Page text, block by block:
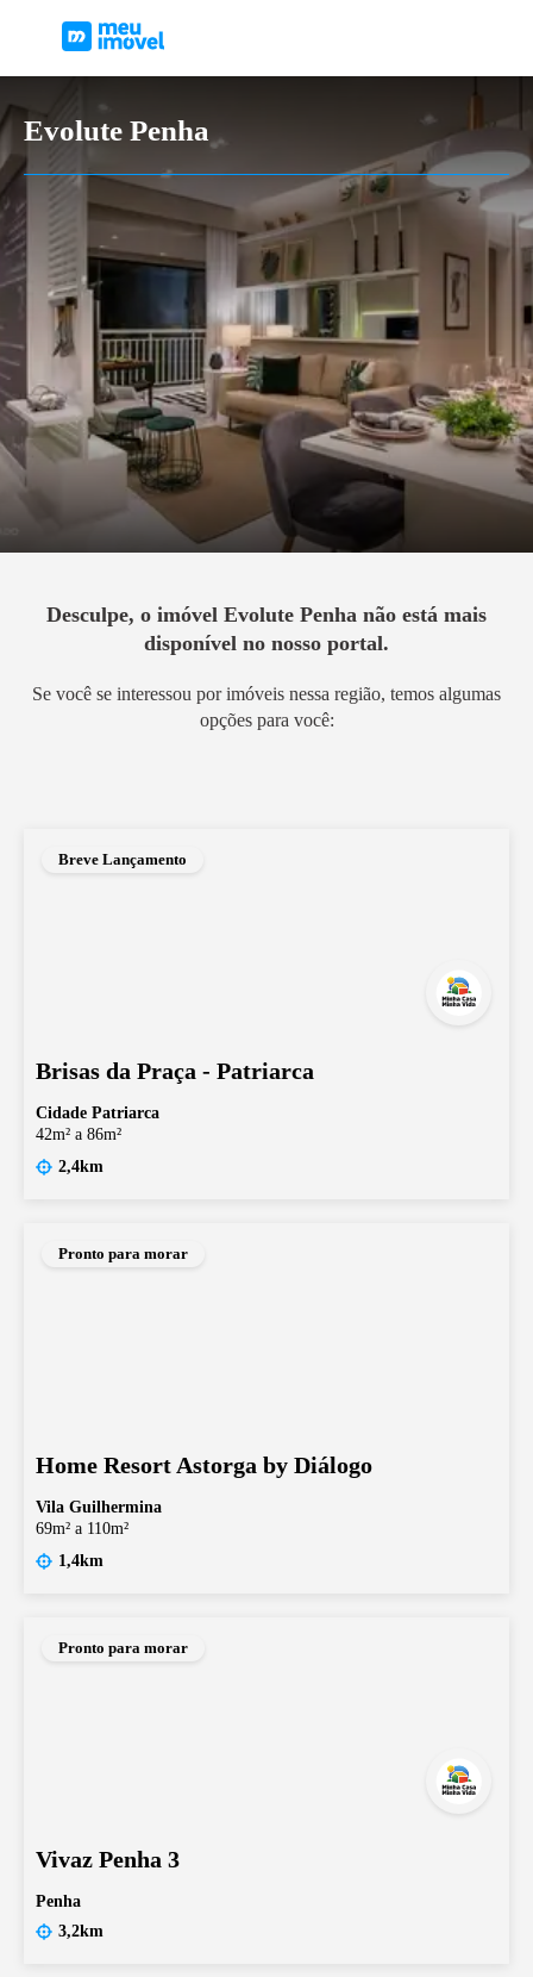
Evolute Penha
Desculpe, o imóvel Evolute Penha não está mais
disponível no nosso portal.
Se você se interessou por imóveis nessa região, temos algumas
opções para você:
Breve Lançamento
Brisas da Praça - Patriarca
Cidade Patriarca
42m² a 86m²
2,4km
Pronto para morar
Home Resort Astorga by Diálogo
Vila Guilhermina
69m² a 110m²
1,4km
Pronto para morar
Vivaz Penha 3
Penha
3,2km